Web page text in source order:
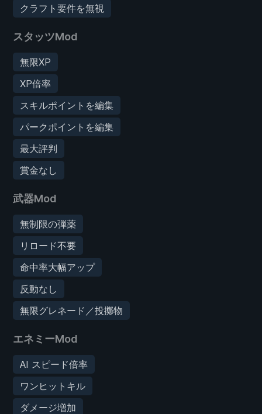
クラフト要件を無視
スタッツMod
無限XP
XP倍率
スキルポイントを編集
パークポイントを編集
最大評判
賞金なし
武器Mod
無制限の弾薬
リロード不要
命中率大幅アップ
反動なし
無限グレネード／投擲物
エネミーMod
AI スピード倍率
ワンヒットキル
ダメージ増加